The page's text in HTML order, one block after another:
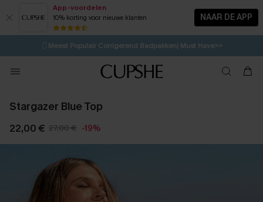
App-voordelen
10% korting voor nieuwe klanten NAAR DE APP
⚡️LAATSTE KANS | Tot 50% korting>>
🩱Meest Populair Corrigerend Badpakken| Must Have>>
💌Abonneer je & ontvang tot 15% korting>>
Koop 3, krijg 15% korting | CODE: SW15
Stargazer Blue Top
22,00 € 27,00 € -19%